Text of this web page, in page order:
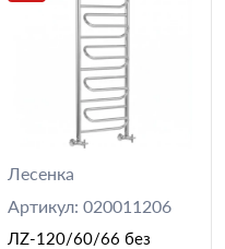
Лесенка
Артикул: 020011206
ЛZ-120/60/66 без